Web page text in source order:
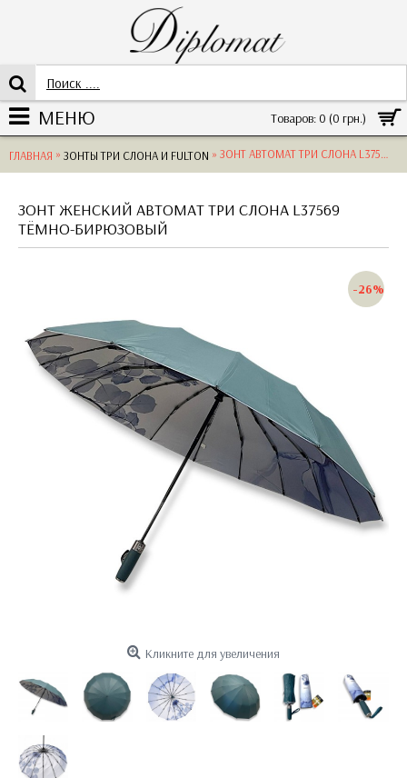
Товаров: 0 (0 грн.)
МЕНЮ
ГЛАВНАЯ » ЗОНТЫ ТРИ СЛОНА И FULTON » ЗОНТ АВТОМАТ ТРИ СЛОНА L37569 POLYESTER D.TURQUOISE
ЗОНТ ЖЕНСКИЙ АВТОМАТ ТРИ СЛОНА L37569
ТЁМНО-БИРЮЗОВЫЙ
-26%
Кликните для увеличения